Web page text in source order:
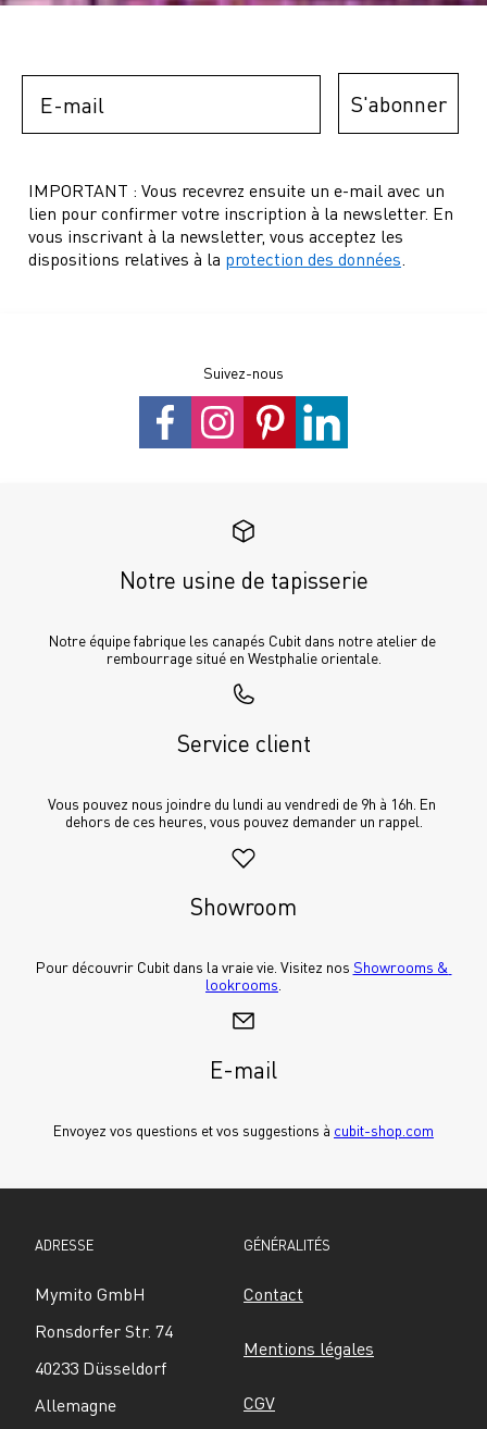
S'abonner
IMPORTANT : Vous recevrez ensuite un e-mail avec un
lien pour confirmer votre inscription à la newsletter. En
vous inscrivant à la newsletter, vous acceptez les
dispositions relatives à la protection des données
Suivez-nous
Notre usine de tapisserie
Notre équipe fabrique les canapés Cubit dans notre atelier de
rembourrage situé en Westphalie orientale.
Service client
Vous pouvez nous joindre du lundi au vendredi de 9h à 16h. En
dehors de ces heures, vous pouvez demander un rappel.
Showroom
Pour découvrir Cubit dans la vraie vie. Visitez nos Showrooms &
lookrooms
E-mail
Envoyez vos questions et vos suggestions à cubit-shop.com
ADRESSE
Mymito GmbH
Ronsdorfer Str. 74
40233 Düsseldorf
Allemagne
GÉNÉRALITÉS
Contact
Mentions légales
CGV